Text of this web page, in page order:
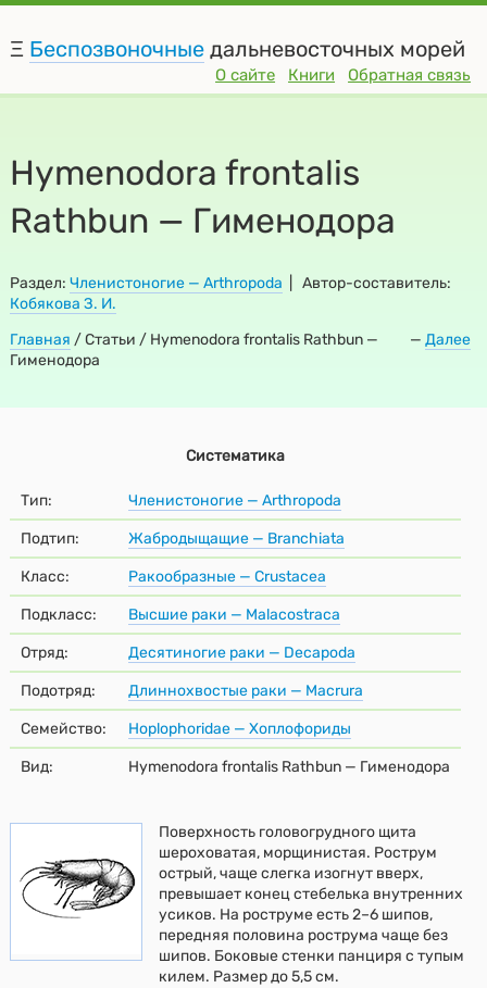
Ξ Беспозвоночныедальневосточных морей
О сайте Книги Обратная связь
Hymenodora frontalis
Rathbun — Гименодора
Раздел: Членистоногие — Arthropoda | Автор-составитель:
Кобякова З. И.
Главная / —Далее
Статьи / Hymenodora frontalis Rathbun —
Гименодора
Систематика
Тип: Членистоногие — Arthropoda
Подтип: Жабродыщащие — Branchiata
Класс: Ракообразные — Crustacea
Подкласс: Высшие раки — Malacostraca
Отряд: Десятиногие раки — Decapoda
Подотряд: Длиннохвостые раки — Macrura
Семейство: Hoplophoridae — Хоплофориды
Вид: Hymenodora frontalis Rathbun — Гименодора
Поверхность головогрудного щита
шероховатая, морщинистая. Рострум
острый, чаще слегка изогнут вверх,
превышает конец стебелька внутренних
усиков. На роструме есть 2–6 шипов,
передняя половина рострума чаще без
шипов. Боковые стенки панциря с тупым
килем. Размер до 5,5 см.